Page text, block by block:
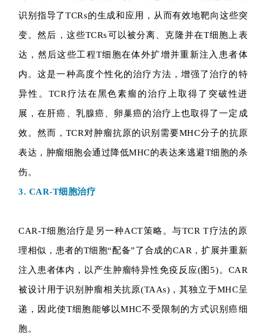
识别指导了TCRs的生成和应用，从而有效地靶向这些突
变。然后，这些TCRs可以被分离、克隆并在T细胞上表
达，然后这些工程T细胞在体外扩增并重新注入患者体
内。这是一种高度个性化的治疗方法，增强了治疗的特
异性。TCR疗法在黑色素瘤的治疗上取得了突破性进
展，在肝癌、乳腺癌、卵巢癌的治疗上也取得了一定成
效。然而，TCR对肿瘤抗原的识别需要MHC分子的抗原
表达，肿瘤细胞会通过降低MHC的表达来逃避T细胞的杀
伤。
3. CAR-T细胞治疗
CAR-T细胞治疗是另一种ACT策略。与TCR T疗法的原
理相似，患者的T细胞“配备”了合成的CAR，扩展并重新
注入患者体内，以产生肿瘤特异性免疫反应(图5)。CAR
被设计用于识别肿瘤相关抗原(TAAs)，其独立于MHC呈
递，因此使T细胞能够以MHC不受限制的方式识别癌细
胞。